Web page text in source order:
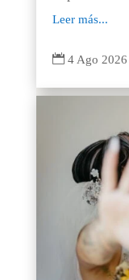
Leer más...
 4 Ago 2026